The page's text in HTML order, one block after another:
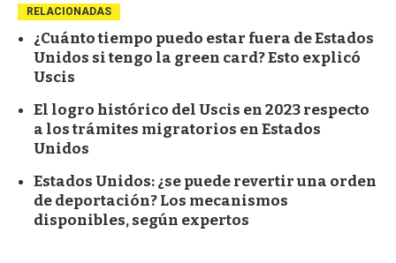
RELACIONADAS
¿Cuánto tiempo puedo estar fuera de Estados
Unidos si tengo la green card? Esto explicó
Uscis
El logro histórico del Uscis en 2023 respecto
a los trámites migratorios en Estados
Unidos
Estados Unidos: ¿se puede revertir una orden
de deportación? Los mecanismos
disponibles, según expertos